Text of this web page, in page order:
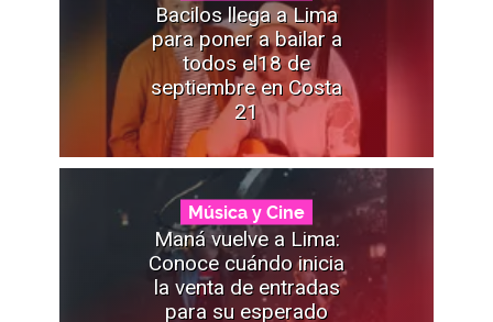
Bacilos llega a Lima
para poner a bailar a
todos el18 de
septiembre en Costa
21
Música y Cine
Maná vuelve a Lima:
Conoce cuándo inicia
la venta de entradas
para su esperado